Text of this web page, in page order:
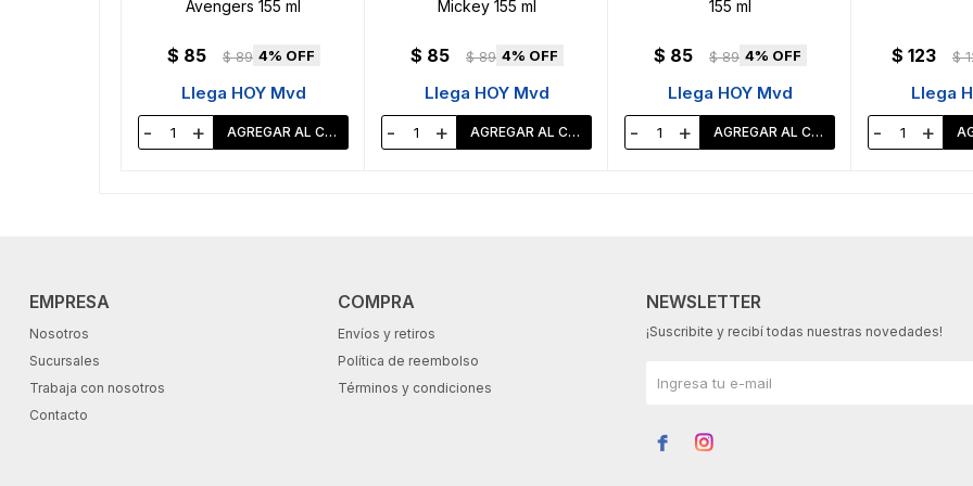
Avengers 155 ml
$ 85 $ 89 4
Llega HOY Mvd
- +
Mickey 155 ml
$ 85 $ 89 4
Llega HOY Mvd
- +
155 ml
$ 85 $ 89 4
Llega HOY Mvd
- +
$ 123 $
Llega
- +
EMPRESA
Nosotros
Sucursales
Trabaja con nosotros
Contacto
COMPRA
Envíos y retiros
Política de reembolso
Términos y condiciones
NEWSLETTER
¡Suscribite y recibí todas nuestras novedades!
 